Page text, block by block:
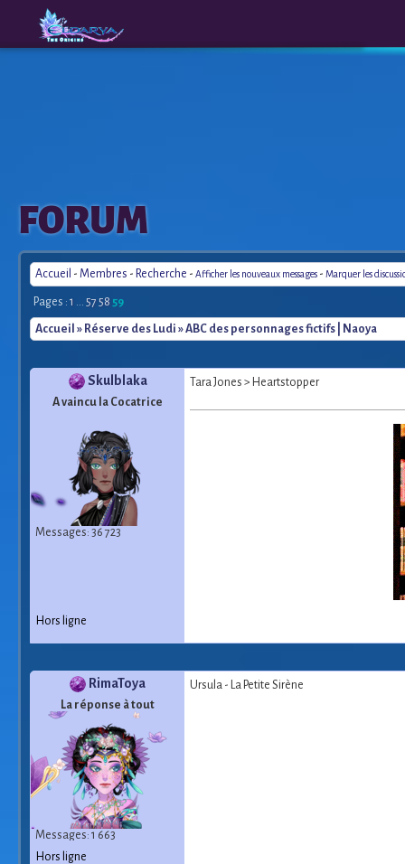
The
Origins
FORUM
Accueil - Membres - Recherche - Afficher les nouveaux messages - Marquer les
Pages : 1 ... 57 58 59
Accueil » Réserve des Ludi » ABC des personnages fictifs | Naoya
Skulblaka
A vaincu la Cocatrice
Messages: 36 723
Tara Jones > Heartstopper
Hors ligne
RimaToya
La réponse à tout
Messages: 1 663
Ursula - La Petite Sirène
Hors ligne